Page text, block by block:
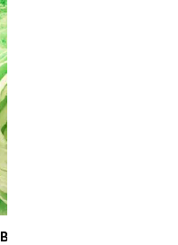
Breath of Spring